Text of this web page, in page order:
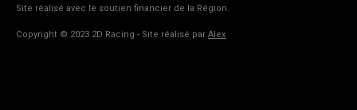
Site réalisé avec le soutien financier de la Région.
Copyright © 2023 2D Racing - Site réalisé par Alex